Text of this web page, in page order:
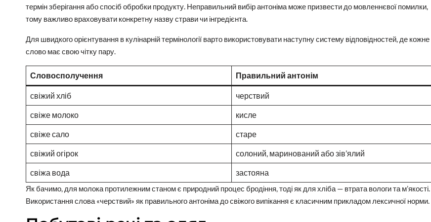
термін зберігання або спосіб обробки продукту. Неправильний вибір антоніма може призвести до мовленнєвої помилки,
тому важливо враховувати конкретну назву страви чи інгредієнта.
Для швидкого орієнтування в кулінарній термінології варто використовувати наступну систему відповідностей, де кожне
слово має свою чітку пару.
Словосполучення Правильний антонім
свіжий хліб черствий
свіже молоко кисле
свіже сало старе
свіжий огірок солоний, маринований або зів’ялий
свіжа вода застояна
Як бачимо, для молока протилежним станом є природний процес бродіння, тоді як для хліба — втрата вологи та м’якості.
Використання слова «черствий» як правильного антоніма до свіжого випікання є класичним прикладом лексичної норми.